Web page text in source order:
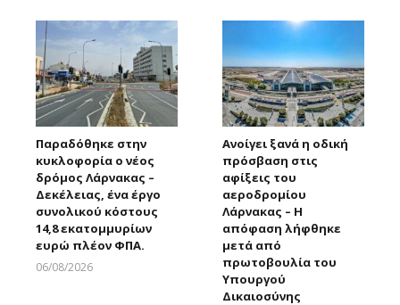
Παραδόθηκε στην
κυκλοφορία ο νέος
δρόμος Λάρνακας –
Δεκέλειας, ένα έργο
συνολικού κόστους
14,8 εκατομμυρίων
ευρώ πλέον ΦΠΑ.
06/08/2026
Ανοίγει ξανά η οδική
πρόσβαση στις
αφίξεις του
αεροδρομίου
Λάρνακας – Η
απόφαση λήφθηκε
μετά από
πρωτοβουλία του
Υπουργού
Δικαιοσύνης